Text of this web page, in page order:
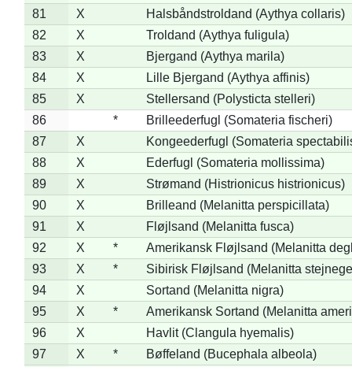
81
X
Halsbåndstroldand (Aythya collaris)
82
X
Troldand (Aythya fuligula)
83
X
Bjergand (Aythya marila)
84
X
Lille Bjergand (Aythya affinis)
85
X
Stellersand (Polysticta stelleri)
86
*
Brilleederfugl (Somateria fischeri)
87
X
Kongeederfugl (Somateria
88
X
Ederfugl (Somateria mollissima)
89
X
Strømand (Histrionicus histrionicus)
90
X
Brilleand (Melanitta perspicillata)
91
X
Fløjlsand (Melanitta fusca)
92
X *
Amerikansk Fløjlsand (Melanitta
93
X *
Sibirisk Fløjlsand (Melanitta
94
X
Sortand (Melanitta nigra)
95
X *
Amerikansk Sortand (Melanitta
96
X
Havlit (Clangula hyemalis)
97
X * Bøffeland (Bucephala albeola)